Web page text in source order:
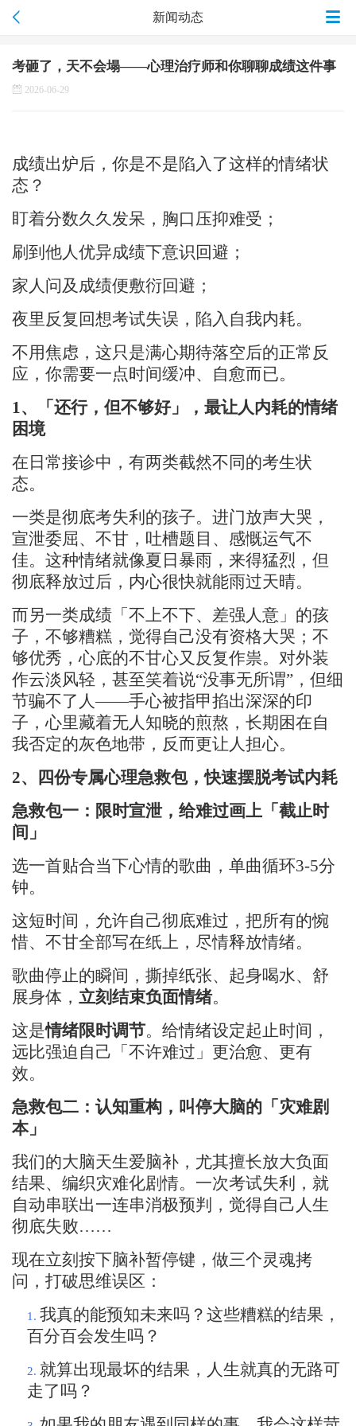
新闻动态
考砸了，天不会塌——心理治疗师和你聊聊成绩这件事
2026-06-29
成绩出炉后，你是不是陷入了这样的情绪状
态？
盯着分数久久发呆，胸口压抑难受；
刷到他人优异成绩下意识回避；
家人问及成绩便敷衍回避；
夜里反复回想考试失误，陷入自我内耗。
不用焦虑， 这只是满心期待落空后的正常反
应，你需要一点时间缓冲、自愈而已。
1、
「还行，但不够好」，最让人内耗的情绪
困境
在日常接诊中， 有两类截然不同的考生状
态。
一类是彻底考失利的孩子。进门放声大哭，
宣泄委屈、不甘，吐槽题目、感慨运气不
佳。这种情绪就像夏日暴雨，来得猛烈，但
彻底释放过后，内心很快就能雨过天晴。
而另一类成绩「不上不下、差强人意」的孩
子，不够糟糕，觉得自己没有资格大哭；不
够优秀，心底的不甘心又反复作祟。对外装
作云淡风轻， 甚至笑着说“没事无所谓” ，但细
节骗不了人——手心被指甲掐出深深的印
子，心里藏着无人知晓的煎熬 ， 长期 困在自
我否定的灰色地带，反而更让人担心。
2、四份专属心理急救包，快速摆脱考试内耗
急救包一：限时宣泄，给难过画上「截止时
间」
选一首贴合当下心情的歌曲，单曲循环3-5分
钟。
这短时间 ，允许自己彻底难过 ， 把所有的惋
惜、不甘全部写在纸上，尽情释放情绪。
歌曲停止的瞬间，撕掉纸张、起身喝水、舒
展身体， 立刻结束负面情绪。
这是情绪限时调节。给情绪设定起止时间，
远比强迫自己「不许难过」更治愈、更有
效。
急救包二：认知重构，叫停大脑的「灾难剧
本」
我们的大脑天生爱脑补，尤其擅长放大负面
结果、编织灾难化剧情。一次考试失利，就
自动串联出一连串消极预判 ，觉得自己 人生
彻底失败……
现在立刻按下脑补暂停键，做三个灵魂拷
问，打破思维误区：
1. 我真的能预知未来吗？这些糟糕的结果，
百分百会发生吗？
2. 就算出现最坏的结果，人生就真的无路可
走了吗？